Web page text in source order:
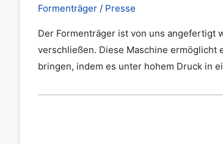
Formenträger / Presse
Der Formenträger ist von uns angefertigt
verschließen. Diese Maschine ermöglicht
bringen, indem es unter hohem Druck in